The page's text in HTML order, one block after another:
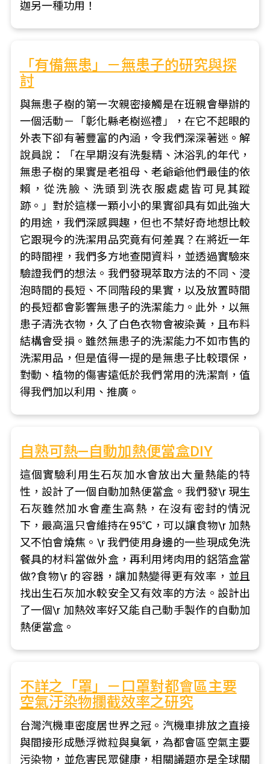
迦另一種功用！
「有備無患」－無患子的研究與探
討
與無患子樹的第一次親密接觸是在班親會舉辦的
一個活動－「彰化縣老樹巡禮」，在它不起眼的
外表下卻有著豐富的內涵，令我們深深著迷。解
說員說：「在早期沒有洗髮精、沐浴乳的年代，
無患子樹的果實是老祖母、老爺爺他們最佳的依
賴，從洗臉、洗頭到洗衣服處處皆可見其蹤
跡。」對於這樣一顆小小的果實卻具有如此強大
的用途，我們深感興趣，但也不禁好奇地想比較
它跟現今的洗潔用品究竟有何差異？在將近一年
的時間裡，我們多方地查閱資料，並透過實驗來
驗證我們的想法。我們發現萃取方法的不同、浸
泡時間的長短、不同階段的果實，以及放置時間
的長短都會影響無患子的洗潔能力。此外，以無
患子清洗衣物，久了白色衣物會被染黃，且布料
結構會受損。雖然無患子的洗潔能力不如市售的
洗潔用品，但是值得一提的是無患子比較環保，
對動、植物的傷害遠低於我們常用的洗潔劑，值
得我們加以利用、推廣。
自熟可熱—自動加熱便當盒DIY
這個實驗利用生石灰加水會放出大量熱能的特
性，設計了一個自動加熱便當盒。我們發\r 現生
石灰雖然加水會產生高熱，在沒有密封的情況
下，最高溫只會維持在95℃，可以讓食物\r 加熱
又不怕會燒焦。\r 我們使用身邊的一些現成免洗
餐具的材料當做外盒，再利用烤肉用的鋁箔盒當
做?食物\r 的容器，讓加熱變得更有效率，並且
找出生石灰加水較安全又有效率的方法。設計出
了一個\r 加熱效率好又能自己動手製作的自動加
熱便當盒。
不詳之「罩」－口罩對都會區主要
空氣汙染物攔截效率之研究
台灣汽機車密度居世界之冠。汽機車排放之直接
與間接形成懸浮微粒與臭氧，為都會區空氣主要
污染物，並危害民眾健康，相關議題亦是全球關